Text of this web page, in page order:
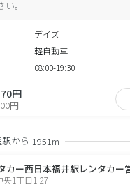
。
デイズ
軽自動車
08:00-19:30
円
円
から 1951m
カー西日本福井駅レンタカー
央1丁目1-27